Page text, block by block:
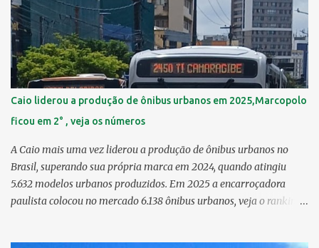
km² 6º Imbiribeira 6,65 km² > no Censo 2010 : 6,66 km² 7º Pina
6,29 km² 8º Dois Irmãos 5,85 km² 9º Barro 4,54 km² 10º Iputinga
4,33 km² > no Censo 2010 : 4,34 km² 11º Cohab 4,33 km² > no
Censo 2010: 4,26 km² 12º Passarinho 4,06 km² 13º Santo Amaro
3,80 km² 14º Afogados 3,69 km² 15º Cordeiro 3,40 km² 16º São José
3,26 km² 17º Dois Unidos 3,12 km² 18...
Caio liderou a produção de ônibus urbanos em 2025,Marcopolo
ficou em 2° , veja os números
A Caio mais uma vez liderou a produção de ônibus urbanos no
Brasil, superando sua própria marca em 2024, quando atingiu
5.632 modelos urbanos produzidos. Em 2025 a encarroçadora
paulista colocou no mercado 6.138 ônibus urbanos, veja o ranking